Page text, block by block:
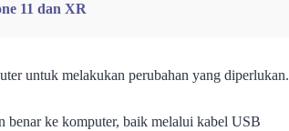
11 dan XR
untuk melakukan perubahan yang diperlukan.
benar ke komputer, baik melalui kabel USB